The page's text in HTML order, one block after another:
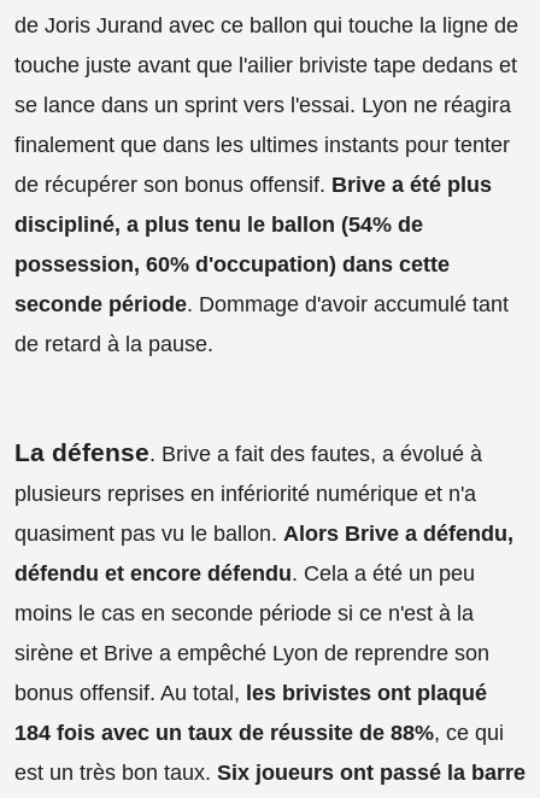
de Joris Jurand avec ce ballon qui touche la ligne de
touche juste avant que l'ailier briviste tape dedans et
se lance dans un sprint vers l'essai. Lyon ne réagira
finalement que dans les ultimes instants pour tenter
de récupérer son bonus offensif. Brive a été plus
discipliné, a plus tenu le ballon (54% de
possession, 60% d'occupation) dans cette
seconde période. Dommage d'avoir accumulé tant
de retard à la pause.
La défense. Brive a fait des fautes, a évolué à
plusieurs reprises en infériorité numérique et n'a
quasiment pas vu le ballon. Alors Brive a défendu,
défendu et encore défendu. Cela a été un peu
moins le cas en seconde période si ce n'est à la
sirène et Brive a empêché Lyon de reprendre son
bonus offensif. Au total, les brivistes ont plaqué
184 fois avec un taux de réussite de 88%, ce qui
est un très bon taux. Six joueurs ont passé la barre